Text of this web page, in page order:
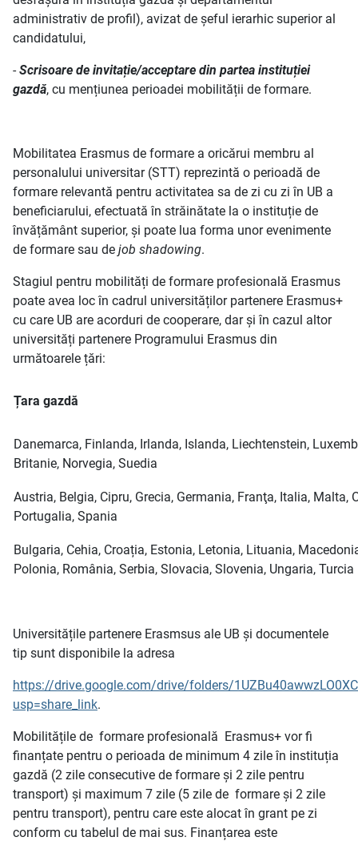
administrativ de profil), avizat de șeful ierarhic superior al
candidatului,
-Scrisoare de invitație/acceptare din partea instituției
gazdă, cu mențiunea perioadei mobilității de formare.
Mobilitatea Erasmus de formare a oricărui membru al
personalului universitar (STT) reprezintă o perioadă de
formare relevantă pentru activitatea sa de zi cu zi în UB a
beneficiarului, efectuată în străinătate la o instituție de
învățământ superior, și poate lua forma unor evenimente
de formare sau de job shadowing.
Stagiul pentru mobilități de formare profesională Erasmus
poate avea loc în cadrul universităților partenere Erasmus+
cu care UB are acorduri de cooperare, dar și în cazul altor
universități partenere Programului Erasmus din
următoarele țări:
Țara gazdă
Danemarca, Finlanda, Irlanda, Islanda, Liechtenstein,
Britanie, Norvegia, Suedia
Austria, Belgia, Cipru, Grecia, Germania, Franţa, Italia, Malta,
Portugalia, Spania
Bulgaria, Cehia, Croația, Estonia, Letonia, Lituania,
Polonia, România, Serbia, Slovacia, Slovenia, Ungaria, Turcia
Universitățile partenere Erasmsus ale UB și documentele
tip sunt disponibile la adresa
https://drive.google.com/drive/folders/
usp=share_link.
Mobilitățile de formare profesională Erasmus+ vor fi
finanțate pentru o perioada de minimum 4 zile în instituția
gazdă (2 zile consecutive de formare și 2 zile pentru
transport) și maximum 7 zile (5 zile de formare și 2 zile
pentru transport), pentru care este alocat în grant pe zi
conform cu tabelul de mai sus. Finanțarea este